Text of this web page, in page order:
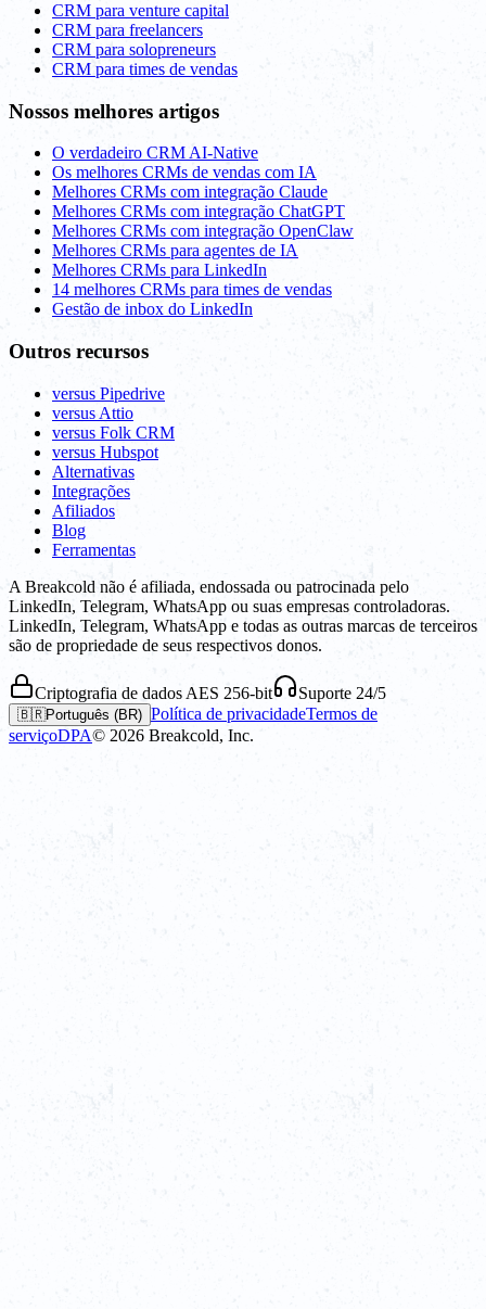
CRM para venture capital
CRM para freelancers
CRM para solopreneurs
CRM para times de vendas
Nossos melhores artigos
O verdadeiro CRM AI-Native
Os melhores CRMs de vendas com IA
Melhores CRMs com integração Claude
Melhores CRMs com integração ChatGPT
Melhores CRMs com integração OpenClaw
Melhores CRMs para agentes de IA
Melhores CRMs para LinkedIn
14 melhores CRMs para times de vendas
Gestão de inbox do LinkedIn
Outros recursos
versus Pipedrive
versus Attio
versus Folk CRM
versus Hubspot
Alternativas
Integrações
Afiliados
Blog
Ferramentas
A Breakcold não é afiliada, endossada ou patrocinada pelo
LinkedIn, Telegram, WhatsApp ou suas empresas controladoras.
LinkedIn, Telegram, WhatsApp e todas as outras marcas de terceiros
são de propriedade de seus respectivos donos.
Criptografia de dados AES 256-bit Suporte 24/5
🇧🇷Português (BR) Política de privacidadeTermos de
serviçoDPA© 2026 Breakcold, Inc.